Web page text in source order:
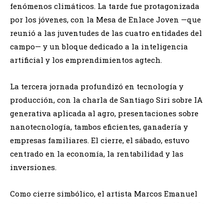
fenómenos climáticos. La tarde fue protagonizada
por los jóvenes, con la Mesa de Enlace Joven —que
reunió a las juventudes de las cuatro entidades del
campo— y un bloque dedicado a la inteligencia
artificial y los emprendimientos agtech.
La tercera jornada profundizó en tecnología y
producción, con la charla de Santiago Siri sobre IA
generativa aplicada al agro, presentaciones sobre
nanotecnología, tambos eficientes, ganadería y
empresas familiares. El cierre, el sábado, estuvo
centrado en la economía, la rentabilidad y las
inversiones.
Como cierre simbólico, el artista Marcos Emanuel